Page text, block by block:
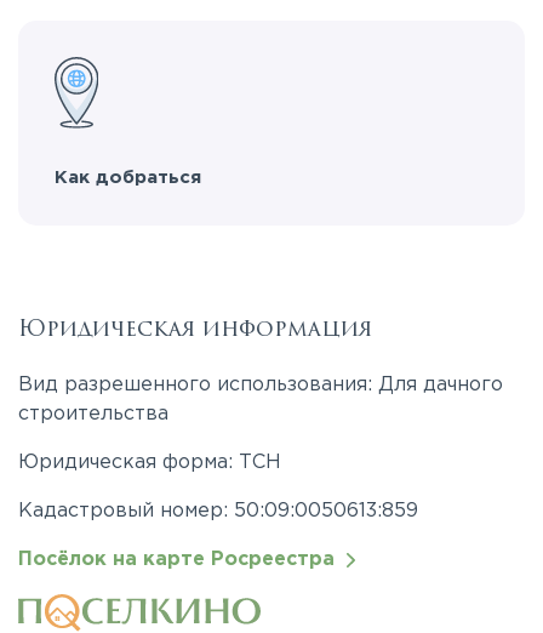
Как добраться
Юридическая информация
Вид разрешенного использования: Для дачного
строительства
Юридическая форма: ТСН
Кадастровый номер: 50:09:0050613:859
Посёлок на карте Росреестра